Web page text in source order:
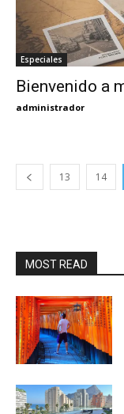
Especiales
Bienvenido a
administrador
13 14
MOST READ